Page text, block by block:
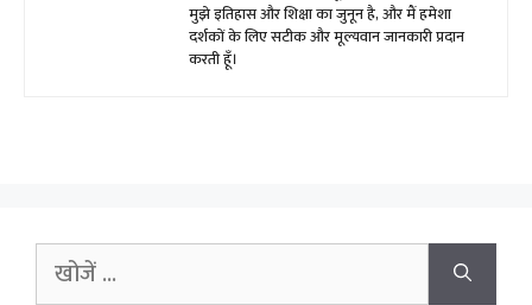
मुझे इतिहास और शिक्षा का जुनून है, और मैं हमेशा
दर्शकों के लिए सटीक और मूल्यवान जानकारी प्रदान
करती हूँ।
Search
for: